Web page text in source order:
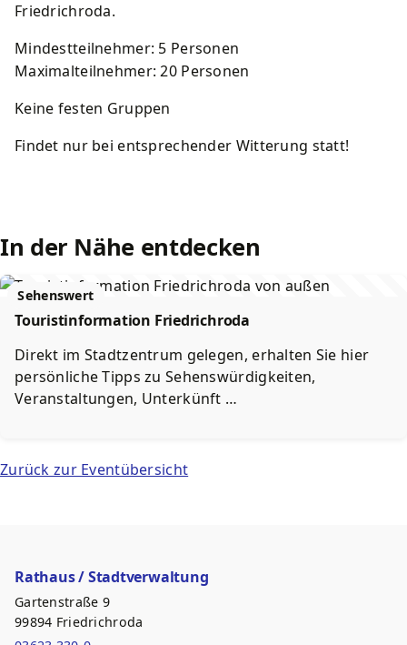
Friedrichroda.
Mindestteilnehmer: 5 Personen
Maximalteilnehmer: 20 Personen
Keine festen Gruppen
Findet nur bei entsprechender Witterung statt!
In der Nähe entdecken
Sehenswert
Touristinformation Friedrichroda
Direkt im Stadtzentrum gelegen, erhalten Sie hier
persönliche Tipps zu Sehenswürdigkeiten,
Veranstaltungen, Unterkünft …
Zurück zur Eventübersicht
Rathaus / Stadtverwaltung
Gartenstraße 9
99894 Friedrichroda